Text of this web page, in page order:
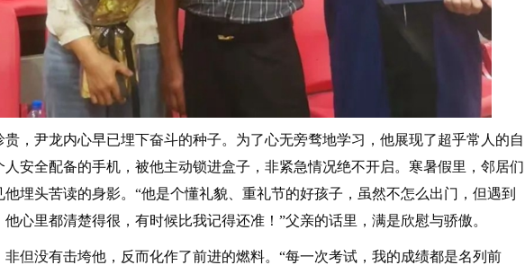
尹龙内心早已埋下奋斗的种子。为了心无旁骛地学习，他展现了超乎常人的自
安全配备的手机，被他主动锁进盒子，非紧急情况绝不开启。寒暑假里，邻居们
埋头苦读的身影。“他是个懂礼貌、重礼节的好孩子，虽然不怎么出门，但遇到
心里都清楚得很，有时候比我记得还准！”父亲的话里，满是欣慰与骄傲。
没有击垮他，反而化作了前进的燃料。“每一次考试，我的成绩都是名列前